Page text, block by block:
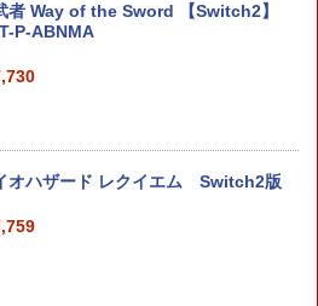
者 Way of the Sword 【Switch2】
P-ABNMA
オハザード レクイエム Switch2版